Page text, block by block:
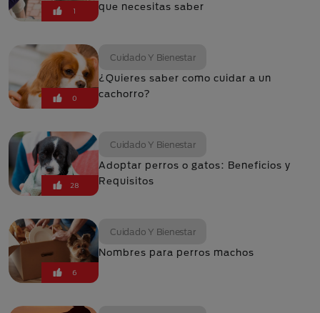
1
que necesitas saber
0
Cuidado Y Bienestar
¿Quieres saber como cuidar a un
cachorro?
28
Cuidado Y Bienestar
Adoptar perros o gatos: Beneficios y
Requisitos
6
Cuidado Y Bienestar
Nombres para perros machos